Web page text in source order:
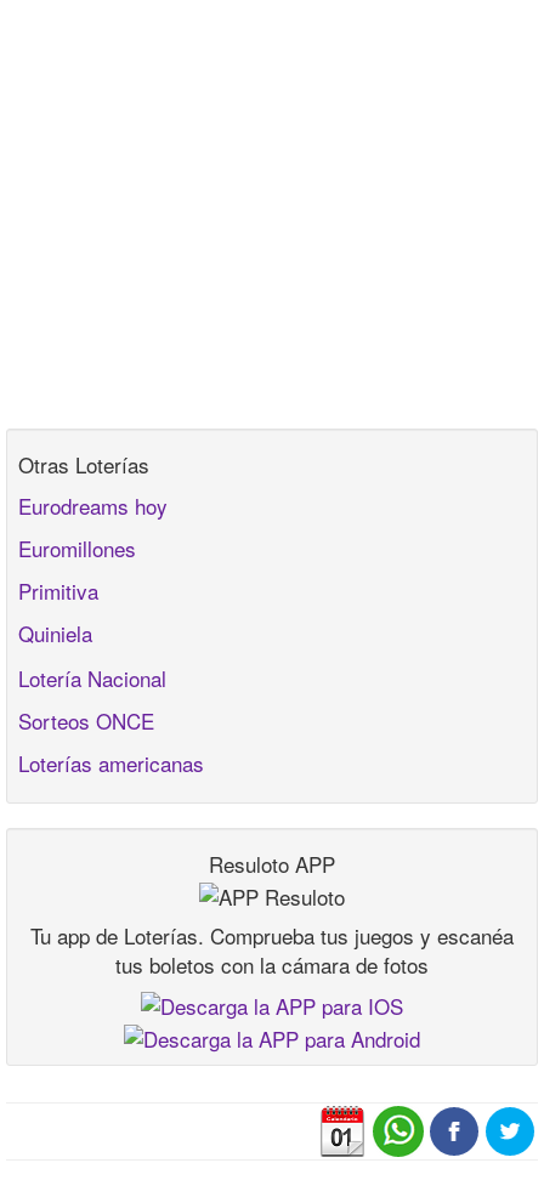
Otras Loterías
Eurodreams hoy
Euromillones
Primitiva
Quiniela
Lotería Nacional
Sorteos ONCE
Loterías americanas
Resuloto APP
Tu app de Loterías. Comprueba tus juegos y escanéa
tus boletos con la cámara de fotos